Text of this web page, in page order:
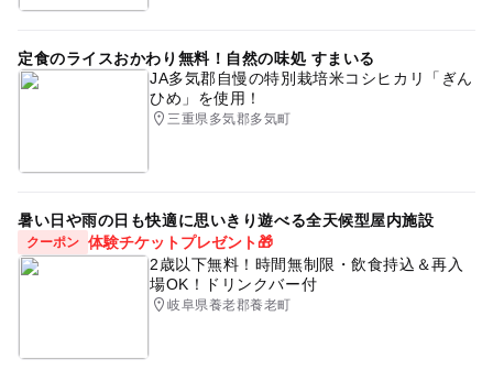
定食のライスおかわり無料！自然の味処 すまいる
JA多気郡自慢の特別栽培米コシヒカリ「ぎん
ひめ」を使用！
三重県多気郡多気町
暑い日や雨の日も快適に思いきり遊べる全天候型屋内施設
クーポン 体験チケットプレゼント🎁
2歳以下無料！時間無制限・飲食持込＆再入
場OK！ドリンクバー付
岐阜県養老郡養老町